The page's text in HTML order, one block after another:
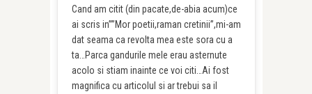
Cand am citit (din pacate,de-abia acum)ce
ai scris in””Mor poetii,raman cretinii”,mi-am
dat seama ca revolta mea este sora cu a
ta…Parca gandurile mele erau asternute
acolo si stiam inainte ce voi citi…Ai fost
magnifica cu articolul si ar trebui sa il